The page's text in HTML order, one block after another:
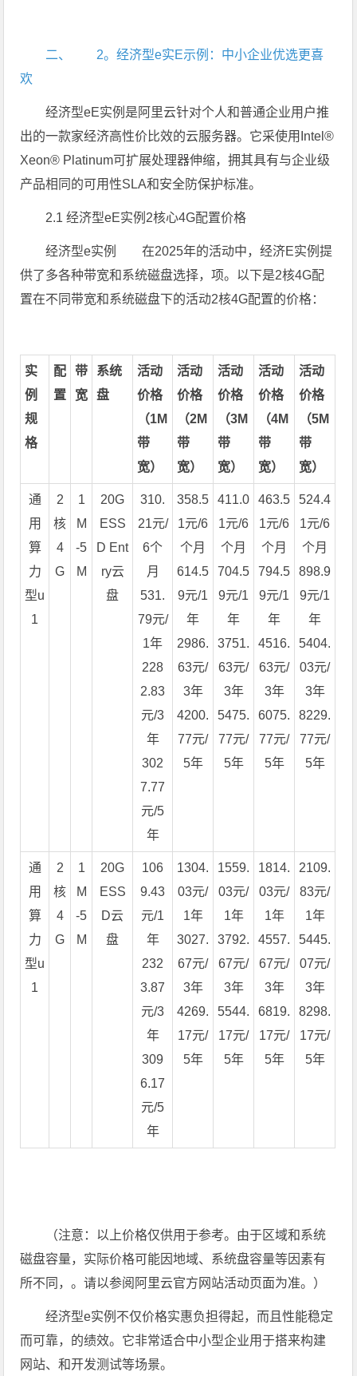
二、 2。经济型e实E示例：中小企业优选更喜
欢
经济型eE实例是阿里云针对个人和普通企业用户推
出的一款家经济高性价比效的云服务器。它采使用Intel®
Xeon® Platinum可扩展处理器伸缩，拥其具有与企业级
产品相同的可用性SLA和安全防保护标准。
2.1 经济型eE实例2核心4G配置价格
经济型e实例 在2025年的活动中，经济E实例提
供了多各种带宽和系统磁盘选择，项。以下是2核4G配
置在不同带宽和系统磁盘下的活动2核4G配置的价格：
实
例
规
格
配
置
带
宽
系统
盘
活动
价格
（1M
带
宽）
活动
价格
（2M
带
宽）
活动
价格
（3M
带
宽）
活动
价格
（4M
带
宽）
活动
价格
（5M
带
宽）
通
用
算
力
型u
1
2
核
4
G
1
M
-5
M
20G
ESS
D Ent
ry云
盘
310.
21元/
6个
月
531.
79元/
1年
228
2.83
元/3
年
302
7.77
元/5
年
358.5
1元/6
个月
614.5
9元/1
年
2986.
63元/
3年
4200.
77元/
5年
411.0
1元/6
个月
704.5
9元/1
年
3751.
63元/
3年
5475.
77元/
5年
463.5
1元/6
个月
794.5
9元/1
年
4516.
63元/
3年
6075.
77元/
5年
524.4
1元/6
个月
898.9
9元/1
年
5404.
03元/
3年
8229.
77元/
5年
通
用
算
力
型u
1
2
核
4
G
1
M
-5
M
20G
ESS
D云
盘
106
9.43
元/1
年
232
3.87
元/3
年
309
6.17
元/5
年
1304.
03元/
1年
3027.
67元/
3年
4269.
17元/
5年
1559.
03元/
1年
3792.
67元/
3年
5544.
17元/
5年
1814.
03元/
1年
4557.
67元/
3年
6819.
17元/
5年
2109.
83元/
1年
5445.
07元/
3年
8298.
17元/
5年
（注意：以上价格仅供用于参考。由于区域和系统
磁盘容量，实际价格可能因地域、系统盘容量等因素有
所不同，。请以参阅阿里云官方网站活动页面为准。）
经济型e实例不仅价格实惠负担得起，而且性能稳定
而可靠，的绩效。它非常适合中小型企业用于搭来构建
网站、和开发测试等场景。